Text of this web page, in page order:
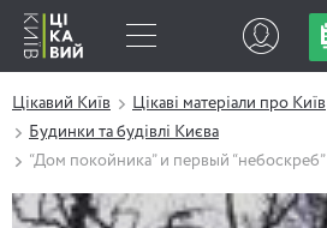
Цікавий Київ Цікаві матеріали про Київ
Будинки та будівлі Києва
“Дом покойника” и первый “небоскреб”